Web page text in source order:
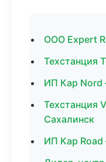
ООО Expert
Техстанция
ИП Кар
Техстанция
Сахалинск
ИП Кар